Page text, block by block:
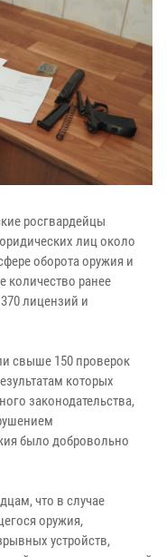
росгвардейцы
лиц около
оборота оружия и
количество ранее
лицензий и
свыше 150 проверок
которых
законодательства,
было добровольно
что в случае
оружия,
устройств,